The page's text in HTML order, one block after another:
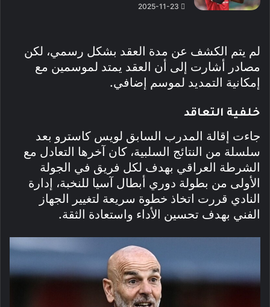
2025-11-23
لم يتم الكشف عن مدة العقد بشكل رسمي، لكن
مصادر أشارت إلى أن العقد يمتد لموسمين مع
إمكانية التمديد لموسم إضافي.
خلفية التعاقد
جاءت إقالة المدرب السابق لويس كاسترو بعد
سلسلة من النتائج السلبية، كان آخرها التعادل مع
الشرطة العراقي بهدف لكل فريق في الجولة
الأولى من بطولة دوري أبطال آسيا للنخبة، إدارة
النادي قررت اتخاذ خطوة سريعة لتغيير الجهاز
الفني بهدف تحسين الأداء واستعادة الثقة.